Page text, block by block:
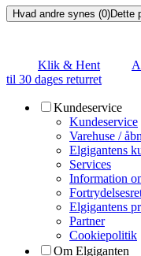
Hvad andre synes (0)Dette
Klik & Hent
til 30 dages returret
Kundeservice
Kundeservice
Varehuse /
Elgigantens
Services
Information
Elgigantens
Partner
Cookiepolitik
Om Elgiganten